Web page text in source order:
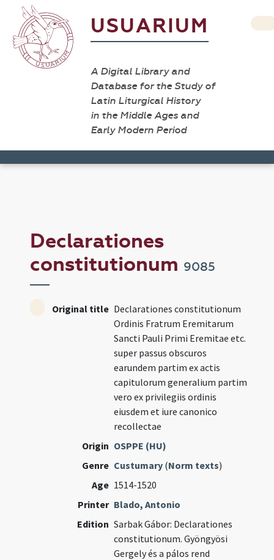
USUARIUM
A Digital Library and
Database for the Study of
Latin Liturgical History
in the Middle Ages and
Early Modern Period
Declarationes
constitutionum 9085
Original title Declarationes constitutionum
Ordinis Fratrum Eremitarum
Sancti Pauli Primi Eremitae etc.
super passus obscuros
earundem partim ex actis
capitulorum generalium partim
vero ex privilegiis ordinis
eiusdem et iure canonico
recollectae
Origin OSPPE (HU)
Genre Custumary (Norm texts)
Age 1514-1520
Printer Blado, Antonio
Edition Sarbak Gábor: Declarationes
constitutionum. Gyöngyösi
Gergely és a pálos rend